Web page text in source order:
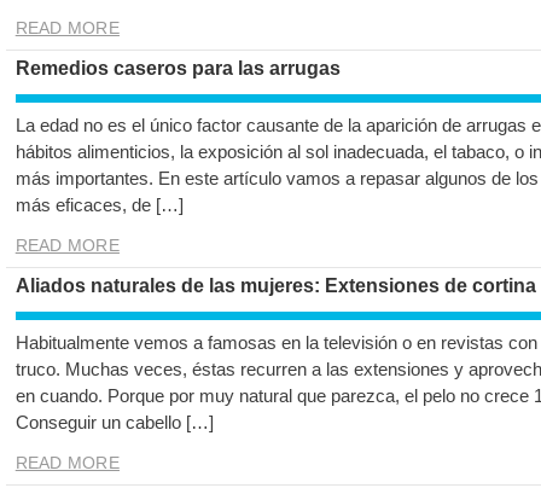
READ MORE
Remedios caseros para las arrugas
La edad no es el único factor causante de la aparición de arrugas
hábitos alimenticios, la exposición al sol inadecuada, el tabaco, o
más importantes. En este artículo vamos a repasar algunos de
más eficaces, de […]
READ MORE
Aliados naturales de las mujeres: Extensiones de cortina
Habitualmente vemos a famosas en la televisión o en revistas
truco. Muchas veces, éstas recurren a las extensiones y
en cuando. Porque por muy natural que parezca, el pelo no crece
Conseguir un cabello […]
READ MORE